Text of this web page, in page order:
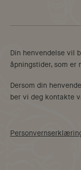
Din henvendelse vil
åpningstider, som
Dersom din
ber vi deg kontakte